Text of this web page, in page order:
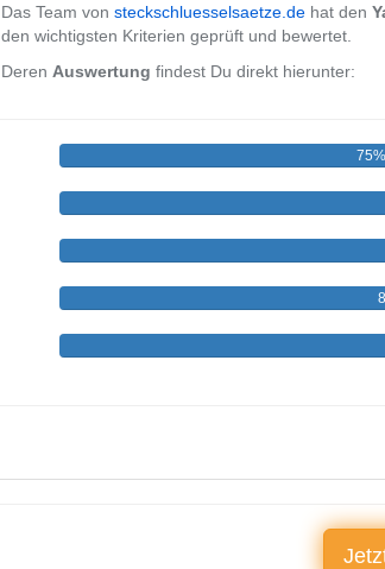
Das Team von steckschluesselsaetze.de hat den
den wichtigsten Kriterien geprüft und bewertet.
Deren Auswertung findest Du direkt hierunter:
75%